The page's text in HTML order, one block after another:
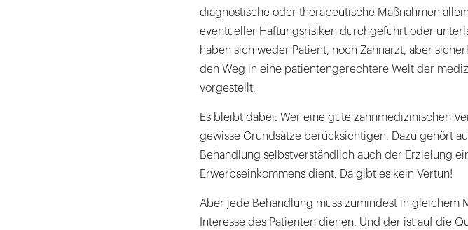
diagnostische oder therapeutische Maßnahmen
eventueller Haftungsrisiken durchgeführt oder
haben sich weder Patient, noch Zahnarzt, aber
den Weg in eine patientengerechtere Welt der
vorgestellt.
Es bleibt dabei: Wer eine gute zahnmedizinischen
gewisse Grundsätze berücksichtigen. Dazu gehört
Behandlung selbstverständlich auch der Erzielung
Erwerbseinkommens dient. Da gibt es kein Vertun!
Aber jede Behandlung muss zumindest in gleichem
Interesse des Patienten dienen. Und der ist auf die